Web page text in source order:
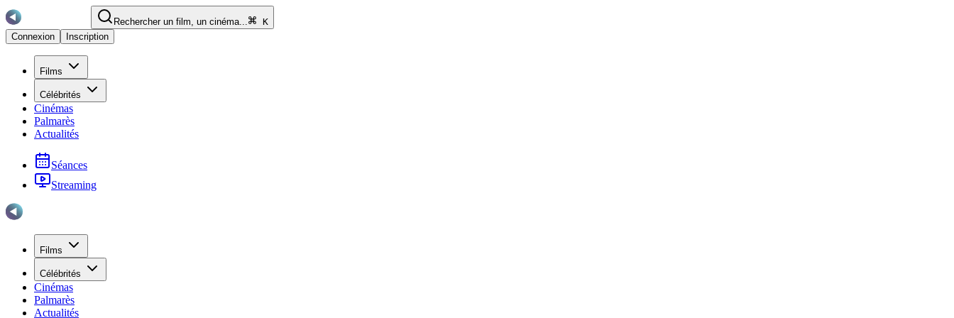
Rechercher un film, un cinéma...
K
Connexion
Inscription
Films
Célébrités
Cinémas
Palmarès
Actualités
Séances
Streaming
Films
Célébrités
Cinémas
Palmarès
Actualités